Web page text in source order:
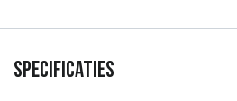
Specificaties